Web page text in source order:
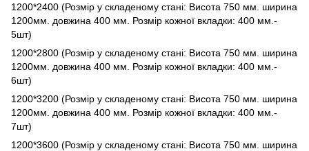
1200*2400 (Розмір у складеному стані: Висота 750 мм. ширина
1200мм. довжина 400 мм. Розмір кожної вкладки: 400 мм.-
5шт)
1200*2800 (Розмір у складеному стані: Висота 750 мм. ширина
1200мм. довжина 400 мм. Розмір кожної вкладки: 400 мм.-
6шт)
1200*3200 (Розмір у складеному стані: Висота 750 мм. ширина
1200мм. довжина 400 мм. Розмір кожної вкладки: 400 мм.-
7шт)
1200*3600 (Розмір у складеному стані: Висота 750 мм. ширина